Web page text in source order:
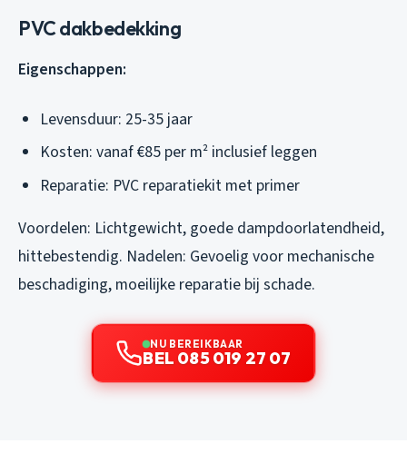
PVC dakbedekking
Eigenschappen:
Levensduur: 25-35 jaar
Kosten: vanaf €85 per m² inclusief leggen
Reparatie: PVC reparatiekit met primer
Voordelen: Lichtgewicht, goede dampdoorlatendheid,
hittebestendig. Nadelen: Gevoelig voor mechanische
beschadiging, moeilijke reparatie bij schade.
NU BEREIKBAAR
BEL 085 019 27 07